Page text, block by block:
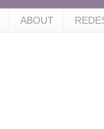
ABOUT